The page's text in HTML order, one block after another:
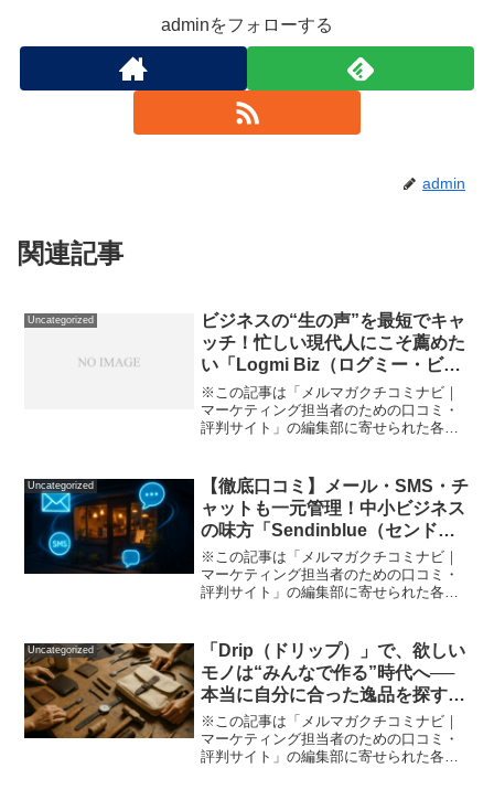
adminをフォローする
admin
関連記事
Uncategorized
ビジネスの“生の声”を最短でキャ
ッチ！忙しい現代人にこそ薦めた
い「Logmi Biz（ログミー・ビ
ズ）」体験記
※この記事は「メルマガクチコミナビ｜
マーケティング担当者のための口コミ・
評判サイト」の編集部に寄せられた各商
って「本当に信頼できる、価値ある情報
だけをサクッと手に入れたい...
Uncategorized
【徹底口コミ】メール・SMS・チ
ャットも一元管理！中小ビジネス
の味方「Sendinblue（センドイ
ンブルー）」実体験レビュー
※この記事は「メルマガクチコミナビ｜
マーケティング担当者のための口コミ・
評判サイト」の編集部に寄せられた各商
高そうだし、難しそうだし、英語も苦手
で不安」―。そんな悩み、...
Uncategorized
「Drip（ドリップ）」で、欲しい
モノは“みんなで作る”時代へ──
本当に自分に合った逸品を探すあ
なたへ贈る体験レポート
※この記事は「メルマガクチコミナビ｜
マーケティング担当者のための口コミ・
評判サイト」の編集部に寄せられた各商